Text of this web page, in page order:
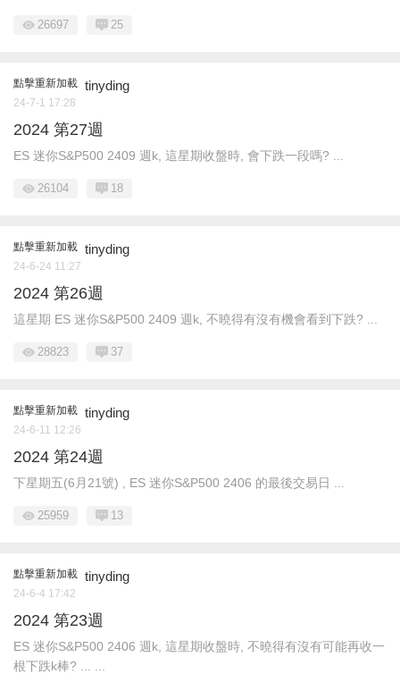
26697 25
點擊重新加載 tinyding
24-7-1 17:28
2024 第27週
ES 迷你S&P500 2409 週k, 這星期收盤時, 會下跌一段嗎? ...
26104 18
點擊重新加載 tinyding
24-6-24 11:27
2024 第26週
這星期 ES 迷你S&P500 2409 週k, 不曉得有沒有機會看到下跌? ...
28823 37
點擊重新加載 tinyding
24-6-11 12:26
2024 第24週
下星期五(6月21號) , ES 迷你S&P500 2406 的最後交易日 ...
25959 13
點擊重新加載 tinyding
24-6-4 17:42
2024 第23週
ES 迷你S&P500 2406 週k, 這星期收盤時, 不曉得有沒有可能再收一
根下跌k棒? ... ...